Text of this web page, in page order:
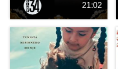
21:02